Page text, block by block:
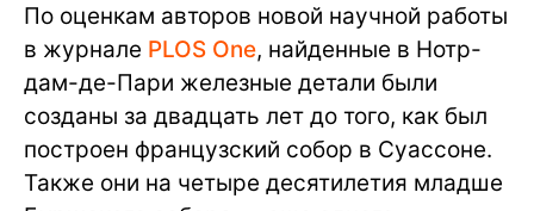
По оценкам авторов новой научной работы
в журнале PLOS One, найденные в Нотр-
дам-де-Пари железные детали были
созданы за двадцать лет до того, как был
построен французский собор в Суассоне.
Также они на четыре десятилетия младше